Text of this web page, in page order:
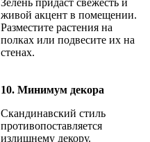
Зелень придаст свежесть и
живой акцент в помещении.
Разместите растения на
полках или подвесите их на
стенах.
10. Минимум декора
Скандинавский стиль
противопоставляется
излишнему декору.